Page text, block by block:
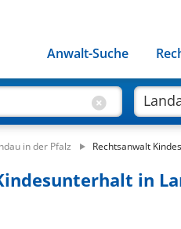
Anwalt-Suche
in der Pfalz Rechtsanwalt
in